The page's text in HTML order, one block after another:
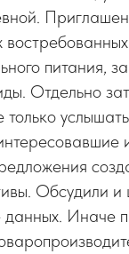
питания,
Отдельно
Обсудили
данных. Иначе